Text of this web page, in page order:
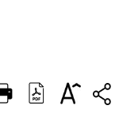
DEUTSCH